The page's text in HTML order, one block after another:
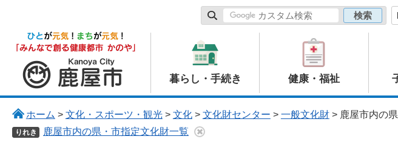
鹿屋市
暮らし・手続き 健康・福祉
ホーム > 文化・スポーツ・観光> 文化> 文化財センター > 一般文化財> 鹿屋市内の
りれき 鹿屋市内の県・市指定文化財一覧